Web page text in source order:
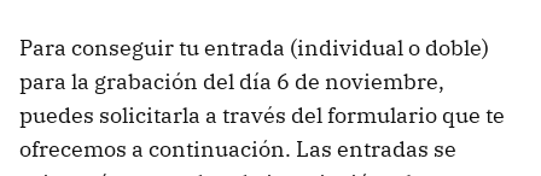
Para conseguir tu entrada (individual o doble)
para la grabación del día 6 de noviembre,
puedes solicitarla a través del formulario que te
ofrecemos a continuación. Las entradas se